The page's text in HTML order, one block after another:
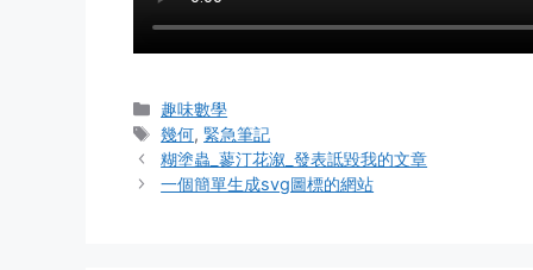
Categories
趣味數學
Tags
幾何,緊急筆記
糊塗蟲_蓼汀花溆_發表詆毀我的文章
一個簡單生成svg圖標的網站